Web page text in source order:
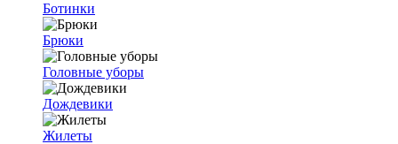
Ботинки
Брюки
Головные уборы
Дождевики
Жилеты